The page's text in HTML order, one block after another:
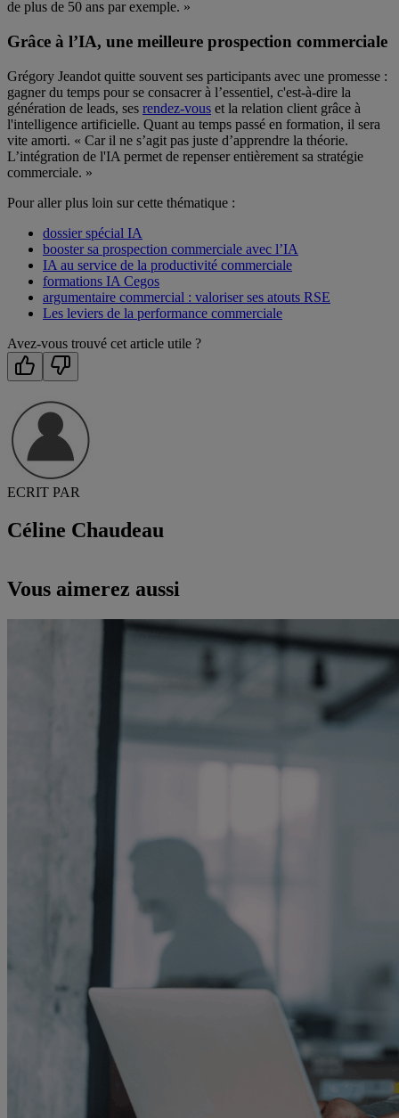
de plus de 50 ans par exemple. »
Grâce à l’IA, une meilleure prospection commerciale
Grégory Jeandot quitte souvent ses participants avec une promesse :
gagner du temps pour se consacrer à l’essentiel, c'est-à-dire la
génération de leads, ses rendez-vous et la relation client grâce à
l'intelligence artificielle. Quant au temps passé en formation, il sera
vite amorti. « Car il ne s’agit pas juste d’apprendre la théorie.
L’intégration de l'IA permet de repenser entièrement sa stratégie
commerciale. »
Pour aller plus loin sur cette thématique :
dossier spécial IA
booster sa prospection commerciale avec l’IA
IA au service de la productivité commerciale
formations IA Cegos
argumentaire commercial : valoriser ses atouts RSE
Les leviers de la performance commerciale
Avez-vous trouvé cet article utile ?
ECRIT PAR
Céline Chaudeau
Vous aimerez aussi